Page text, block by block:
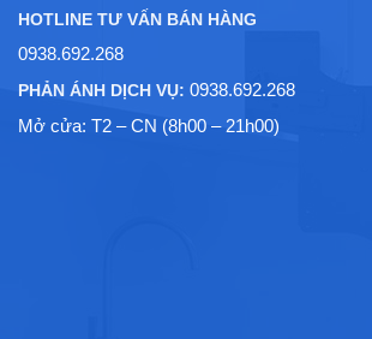
HOTLINE TƯ VẤN BÁN HÀNG
0938.692.268
PHẢN ÁNH DỊCH VỤ: 0938.692.268
Mở cửa: T2 – CN (8h00 – 21h00)